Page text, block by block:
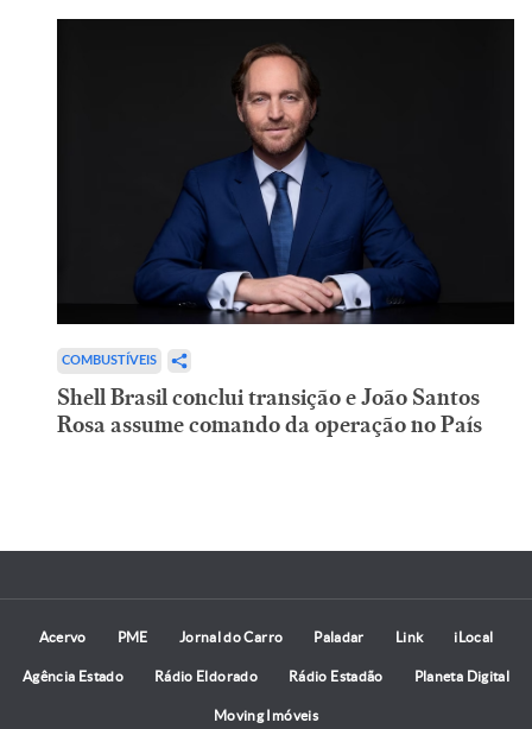
COMBUSTÍVEIS
Shell Brasil conclui transição e João Santos
Rosa assume comando da operação no País
Acervo PME Jornal do Carro Paladar Link iLocal
Agência Estado Rádio Eldorado Rádio Estadão Planeta Digital
Moving Imóveis